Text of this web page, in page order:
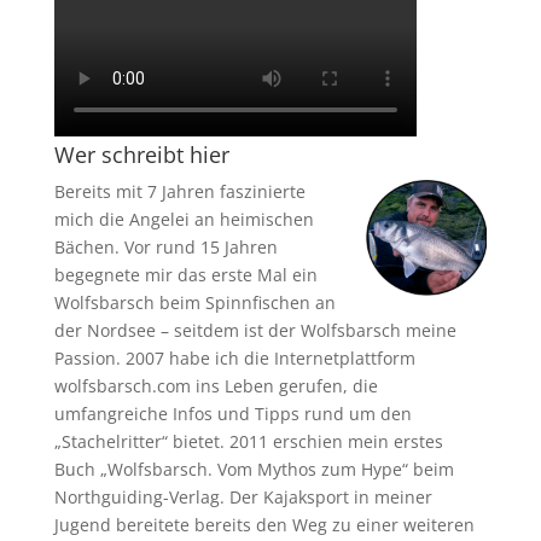
Wer schreibt hier
Bereits mit 7 Jahren faszinierte
mich die Angelei an heimischen
Bächen. Vor rund 15 Jahren
begegnete mir das erste Mal ein
Wolfsbarsch beim Spinnfischen an
der Nordsee – seitdem ist der Wolfsbarsch meine
Passion. 2007 habe ich die Internetplattform
wolfsbarsch.com ins Leben gerufen, die
umfangreiche Infos und Tipps rund um den
„Stachelritter“ bietet. 2011 erschien mein erstes
Buch „Wolfsbarsch. Vom Mythos zum Hype“ beim
Northguiding-Verlag. Der Kajaksport in meiner
Jugend bereitete bereits den Weg zu einer weiteren